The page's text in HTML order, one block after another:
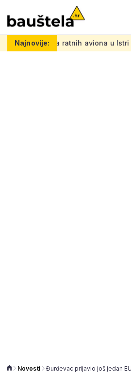
Najnovije:
aviona u Istri danas je
Novosti